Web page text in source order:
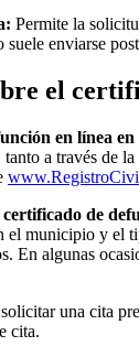
Permite la
enviarse
el
en línea en
a través de
de
el municipio y el
En algunas
una cita
cita.